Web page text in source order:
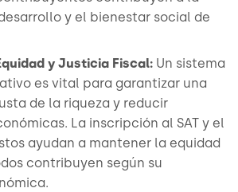
y el bienestar social de
y Justicia Fiscal: Un sistema
es vital para garantizar una
de la riqueza y reducir
La inscripción al SAT y el
ayudan a mantener la equidad
contribuyen según su